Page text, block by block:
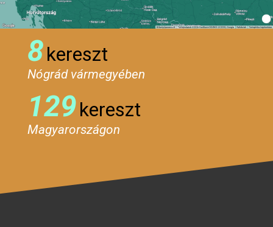
8kereszt
Nógrád vármegyében
129kereszt
Magyarországon